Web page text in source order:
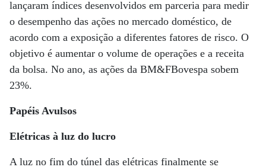
lançaram índices desenvolvidos em parceria para medir
o desempenho das ações no mercado doméstico, de
acordo com a exposição a diferentes fatores de risco. O
objetivo é aumentar o volume de operações e a receita
da bolsa. No ano, as ações da BM&FBovespa sobem
23%.
Papéis Avulsos
Elétricas à luz do lucro
A luz no fim do túnel das elétricas finalmente se